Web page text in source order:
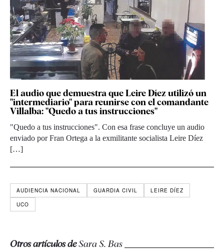
El audio que demuestra que Leire Díez utilizó un
"intermediario" para reunirse con el comandante
Villalba: "Quedo a tus instrucciones"
"Quedo a tus instrucciones". Con esa frase concluye un audio
enviado por Fran Ortega a la exmilitante socialista Leire Díez
[…]
AUDIENCIA NACIONAL GUARDIA CIVIL
LEIRE DÍEZ
UCO
Otros artículos deSara S. Bas